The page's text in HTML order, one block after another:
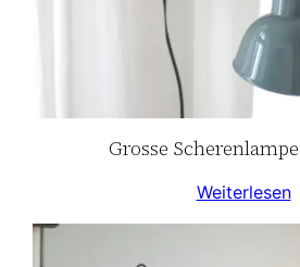
Grosse
Weiterlesen